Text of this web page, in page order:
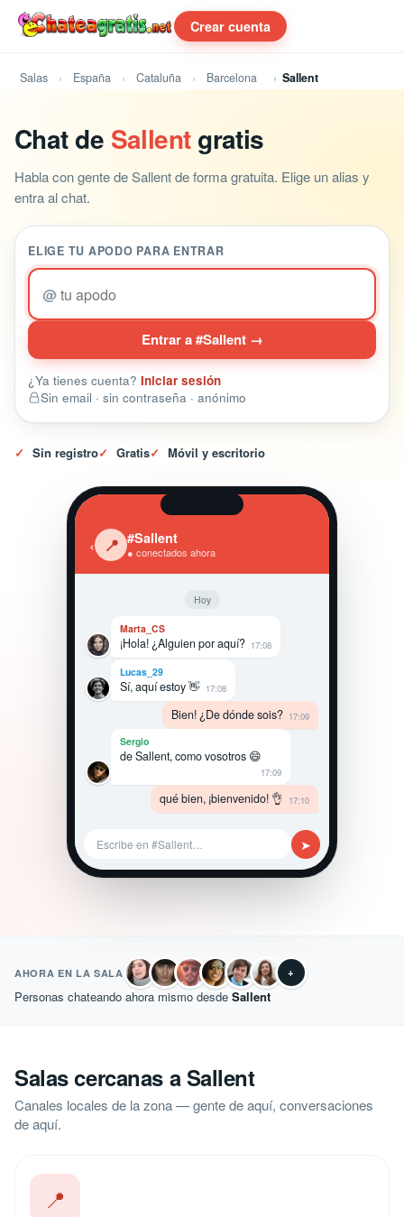
Crear cuenta
Salas España Cataluña Barcelona Sallent
Chat de Sallentgratis
Habla con gente de Sallent de forma gratuita. Elige un alias y
entra al chat.
ELIGE TU APODO PARA ENTRAR
@
Entrar a #Sallent →
¿Ya tienes cuenta? Iniciar sesión
Sin email · sin contraseña · anónimo
✓ Sin registro✓ Gratis✓ Móvil y escritorio
‹ 📍 #Sallent
● conectados ahora
Hoy
Marta_CS
¡Hola! ¿Alguien por aquí? 17:08
Lucas_29
Sí, aquí estoy 👋 17:08
Bien! ¿De dónde sois? 17:09
Sergio
de Sallent, como vosotros 😄
17:09
qué bien, ¡bienvenido! 👌 17:10
Escribe en #Sallent… ➤
AHORA EN LA SALA +
Personas chateando ahora mismo desde Sallent
Salas cercanas a Sallent
Canales locales de la zona — gente de aquí, conversaciones
de aquí.
📍